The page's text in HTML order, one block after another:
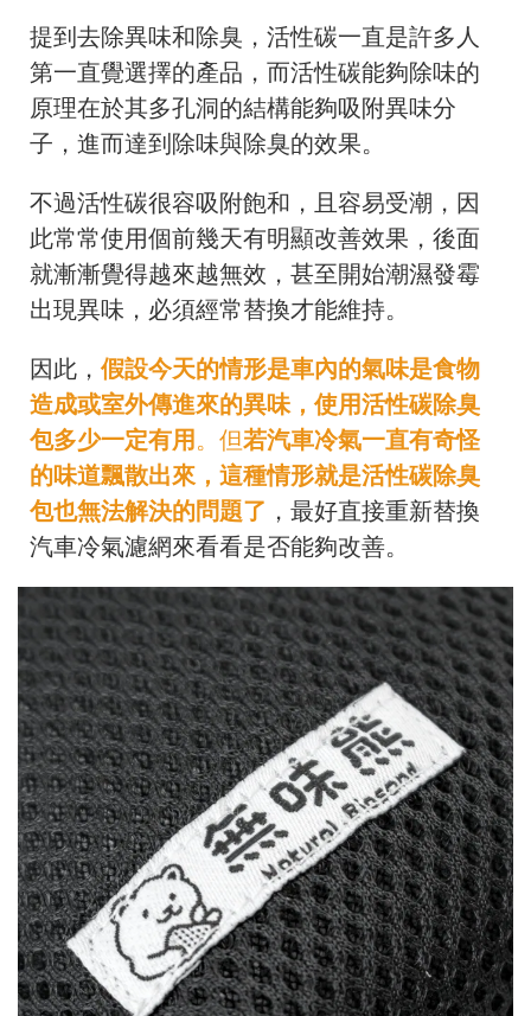
提到去除異味和除臭，活性碳一直是許多人
第一直覺選擇的產品，而活性碳能夠除味的
原理在於其多孔洞的結構能夠吸附異味分
子，進而達到除味與除臭的效果。
不過活性碳很容吸附飽和，且容易受潮，因
此常常使用個前幾天有明顯改善效果，後面
就漸漸覺得越來越無效，甚至開始潮濕發霉
出現異味，必須經常替換才能維持。
因此， 假設今天的情形是車內的氣味是食物
造成或室外傳進來的異味，使用活性碳除臭
包多少一定有用。但若汽車冷氣一直有奇怪
的味道飄散出來，這種情形就是活性碳除臭
包也無法解決的問題了 ，最好直接重新替換
汽車冷氣濾網來看看是否能夠改善。